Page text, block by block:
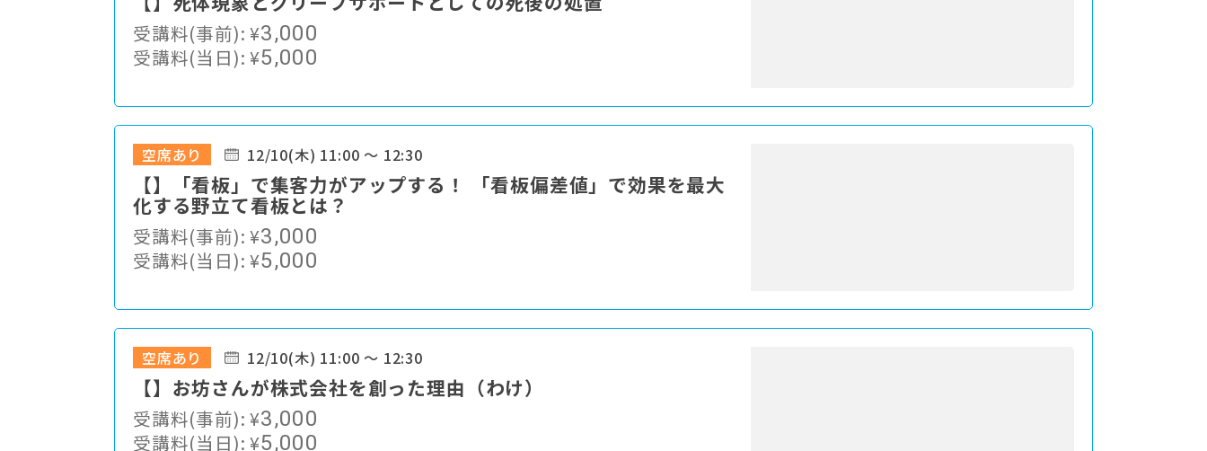
受講料(事前):¥3,000
受講料(当日):¥5,000
空席あり 12/10(木) 11:00 ～ 12:30
【】「看板」で集客力がアップする！ 「看板偏差値」で効果を最大
化する野立て看板とは？
受講料(事前):¥3,000
受講料(当日):¥5,000
空席あり 12/10(木) 11:00 ～ 12:30
【】お坊さんが株式会社を創った理由（わけ）
受講料(事前):¥3,000
受講料(当日):¥5,000